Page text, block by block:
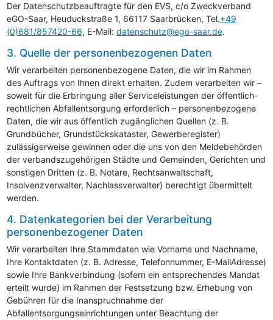
Der Datenschutzbeauftragte für den EVS, c/o Zweckverband
eGO-Saar, Heuduckstraße 1, 66117 Saarbrücken, Tel.+49
(0)681/857420-66, E-Mail: datenschutz@ego-saar.de.
3. Quelle der personenbezogenen Daten
Wir verarbeiten personenbezogene Daten, die wir im Rahmen
des Auftrags von Ihnen direkt erhalten. Zudem verarbeiten wir –
soweit für die Erbringung aller Serviceleistungen der öffentlich-
rechtlichen Abfallentsorgung erforderlich – personenbezogene
Daten, die wir aus öffentlich zugänglichen Quellen (z. B.
Grundbücher, Grundstückskataster, Gewerberegister)
zulässigerweise gewinnen oder die uns von den Meldebehörden
der verbandszugehörigen Städte und Gemeinden, Gerichten und
sonstigen Dritten (z. B. Notare, Rechtsanwaltschaft,
Insolvenzverwalter, Nachlassverwalter) berechtigt übermittelt
werden.
4. Datenkategorien bei der Verarbeitung
personenbezogener Daten
Wir verarbeiten Ihre Stammdaten wie Vorname und Nachname,
Ihre Kontaktdaten (z. B. Adresse, Telefonnummer, E-MailAdresse)
sowie Ihre Bankverbindung (sofern ein entsprechendes Mandat
erteilt wurde) im Rahmen der Festsetzung bzw. Erhebung von
Gebühren für die Inanspruchnahme der
Abfallentsorgungseinrichtungen unter Beachtung der